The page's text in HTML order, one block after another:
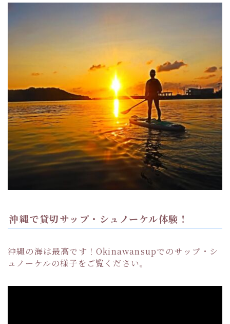
沖縄で貸切サップ・シュノーケル体験！
沖縄の海は最高です！Okinawansupでのサップ・シ
ュノーケルの様子をご覧ください。